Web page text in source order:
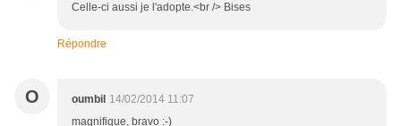
Celle-ci aussi je l'adopte.<br /> Bises
Répondre
O oumbil 14/02/2014 11:07
magnifique, bravo :-)